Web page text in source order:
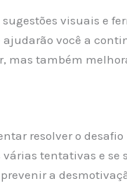
visuais
você a
mas também
resolver o
tentativas e
a